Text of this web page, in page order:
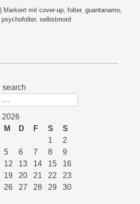
Markiert mit cover-up, folter, guantanamo,
psychofolter, selbstmord
search
2026
M D F S
S
1
2
5 6 7 8
9
12 13 14 15
16
19 20 21 22
23
26 27 28 29
30